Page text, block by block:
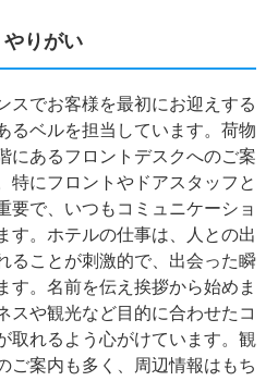
りがい
スでお客様を最初にお迎えする
るベルを担当しています。荷物
にあるフロントデスクへのご案
特にフロントやドアスタッフと
要で、いつもコミュニケーショ
す。ホテルの仕事は、人との出
ることが刺激的で、出会った瞬
す。名前を伝え挨拶から始めま
スや観光など目的に合わせたコ
取れるよう心がけています。観
ご案内も多く、周辺情報はもち